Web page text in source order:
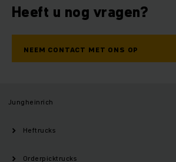
Heeft u nog vragen?
NEEM CONTACT MET ONS OP
Jungheinrich
Heftrucks
Orderpicktrucks